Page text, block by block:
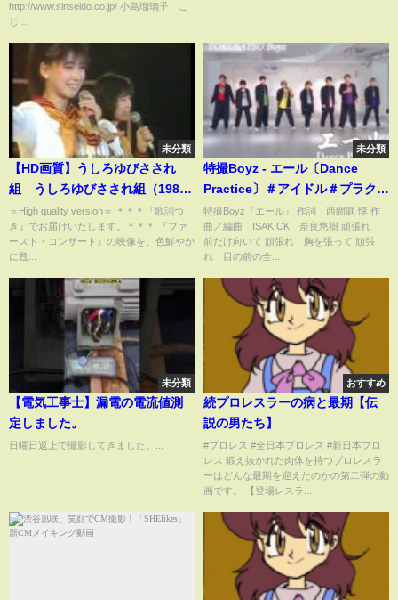
http://www.sinseido.co.jp/ 小島瑠璃子、こ
じ...
未分類
【HD画質】うしろゆびさされ
組 うしろゆびさされ組（1985
年）
＝High quality version＝ ＊＊＊『歌詞つ
き』でお届けいたします。＊＊＊ 『ファ
ースト・コンサート』の映像を、色鮮やか
に甦...
未分類
特撮Boyz - エール〔Dance
Practice〕＃アイドル＃プラクテ
ィス動画
特撮Boyz『エール』 作詞 西間庭 惇 作
曲／編曲 ISAKICK 奈良悠樹 頑張れ
前だけ向いて 頑張れ 胸を張って 頑張
れ 目の前の全...
未分類
【電気工事士】漏電の電流値測
定しました。
日曜日返上で撮影してきました。...
おすすめ
続プロレスラーの病と最期【伝
説の男たち】
#プロレス #全日本プロレス #新日本プロ
レス 鍛え抜かれた肉体を持つプロレスラ
ーはどんな最期を迎えたのかの第二弾の動
画です。 【登場レスラ...